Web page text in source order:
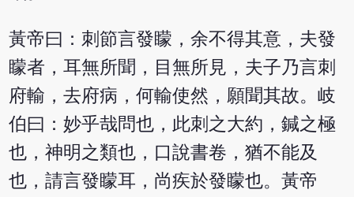
黃帝曰：刺節言發矇，余不得其意，夫發
矇者，耳無所聞，目無所見，夫子乃言刺
府輸，去府病，何輸使然，願聞其故。岐
伯曰：妙乎哉問也，此刺之大約，鍼之極
也，神明之類也，口說書卷，猶不能及
也，請言發矇耳，尚疾於發矇也。黃帝